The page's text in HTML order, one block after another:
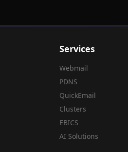
Services
Webmail
PDNS
QuickEmail
Clusters
EBICS
AI Solutions